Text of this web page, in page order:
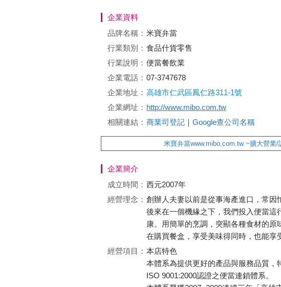
企業資料
品牌名稱： 米寶弁當
行業類別： 食品什貨零售
行業說明： 便當餐飲業
企業電話： 07-3747678
企業地址： 高雄市仁武區鳳仁路311-1號
企業網址： http://www.mibo.com.tw
相關連結： 商業司登記 ｜ Google查公司名稱
米寶弁當www.mibo.com.tw ~擴大營業/誠徵~
企業簡介
成立時間： 西元2007年
經營理念： 創辦人夫妻以前是從事海產進口，常因
後來在一個機緣之下，我們投入便當
康。用簡單的烹調，突顯各種食材的
在購買餐盒，享受美味得同時，也能享
經營項目： 本店特色
本體系為提供更好的產品與服務品質，
ISO 9001:2000認證之便當連鎖體系。